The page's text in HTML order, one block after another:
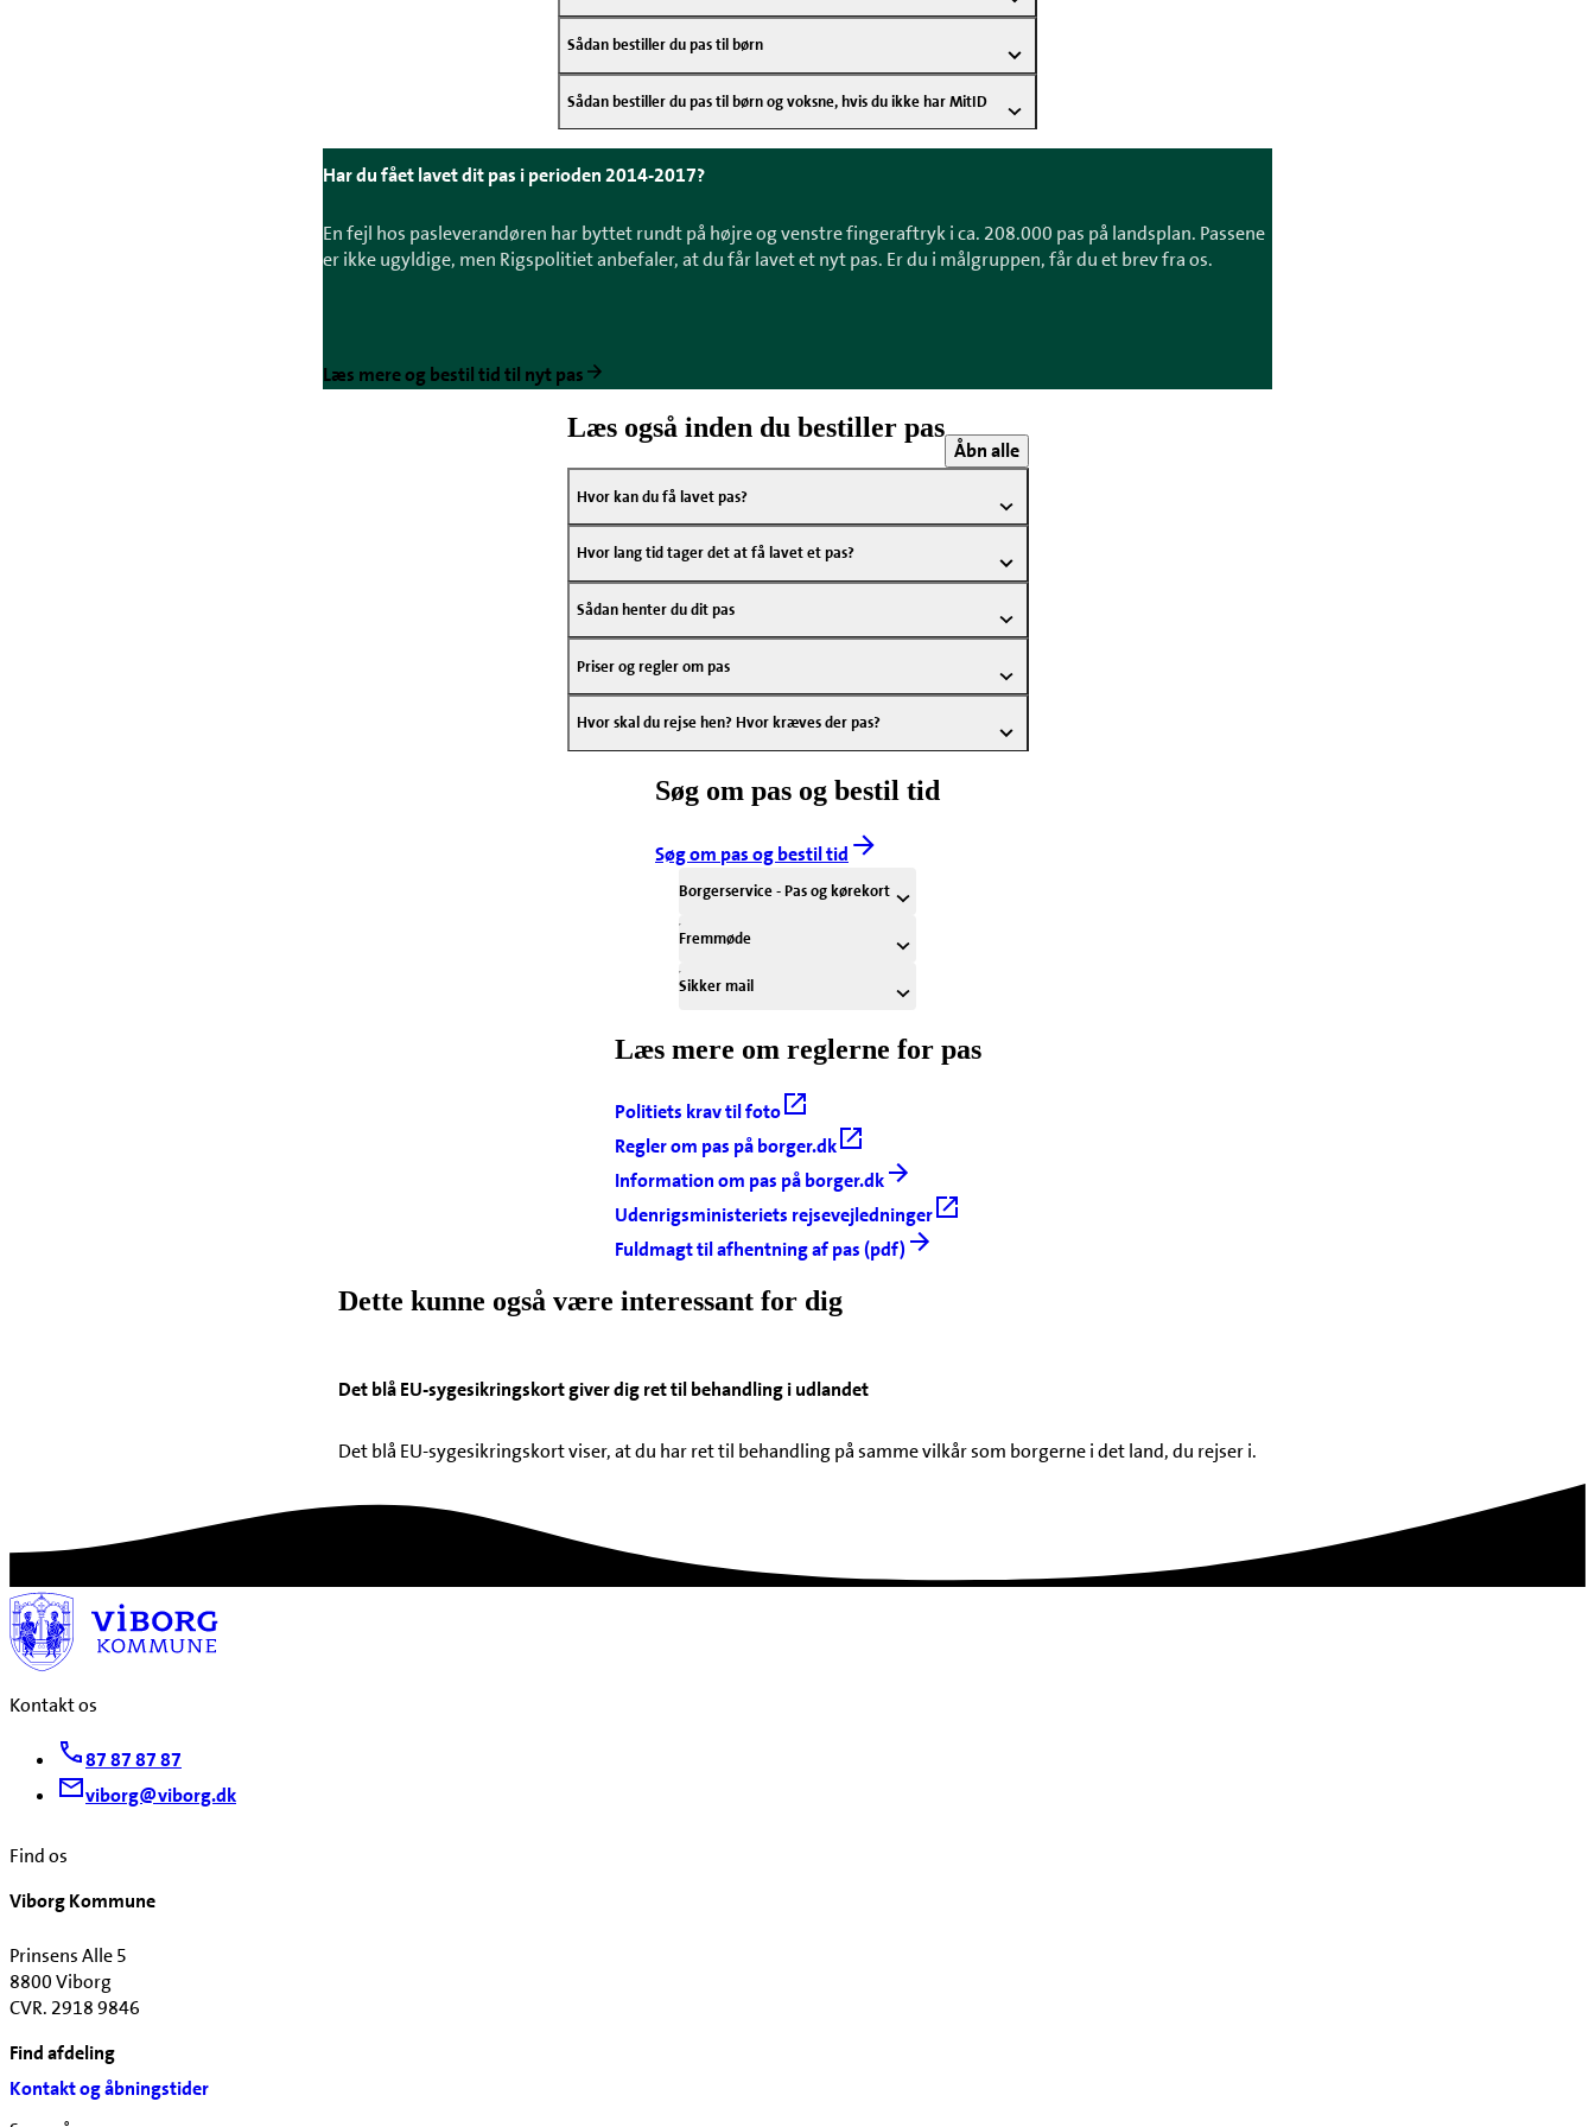
Sådan bestiller du pas til børn
Sådan bestiller du pas til børn og voksne, hvis du ikke har MitID
Har du fået lavet dit pas i perioden 2014-2017?
En fejl hos pasleverandøren har byttet rundt på højre og venstre fingeraftryk i ca. 208.000 pas på landsplan. Passene
er ikke ugyldige, men Rigspolitiet anbefaler, at du får lavet et nyt pas. Er du i målgruppen, får du et brev fra os.
Læs mere og bestil tid til nyt pas
Læs også inden du bestiller pas
Åbn alle
Hvor kan du få lavet pas?
Hvor lang tid tager det at få lavet et pas?
Sådan henter du dit pas
Priser og regler om pas
Hvor skal du rejse hen? Hvor kræves der pas?
Søg om pas og bestil tid
Søg om pas og bestil tid
Borgerservice - Pas og kørekort
Fremmøde
Sikker mail
Læs mere om reglerne for pas
Politiets krav til foto
Regler om pas på borger.dk
Information om pas på borger.dk
Udenrigsministeriets rejsevejledninger
Fuldmagt til afhentning af pas (pdf)
Dette kunne også være interessant for dig
Det blå EU-sygesikringskort giver dig ret til behandling i udlandet
Det blå EU-sygesikringskort viser, at du har ret til behandling på samme vilkår som borgerne i det land, du rejser i.
Kontakt os
87 87 87 87
viborg@viborg.dk
Find os
Viborg Kommune
Prinsens Alle 5
8800 Viborg
CVR. 2918 9846
Find afdeling
Kontakt og åbningstider